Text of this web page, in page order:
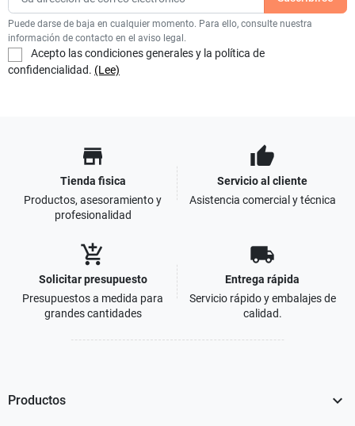
Puede darse de baja en cualquier momento. Para ello, consulte nuestra
información de contacto en el aviso legal.
Acepto las condiciones generales y la política de
confidencialidad. (Lee)
store
Tienda fisica
Productos, asesoramiento y
profesionalidad
thumb_up
Servicio al cliente
Asistencia comercial y técnica
add_shopping_cart
Solicitar presupuesto
Presupuestos a medida para
grandes cantidades
local_shipping
Entrega rápida
Servicio rápido y embalajes de
calidad.
Productos
